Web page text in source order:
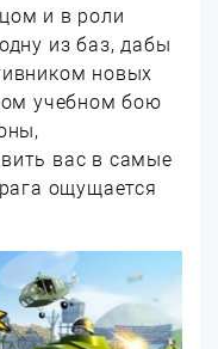
и в роли
из баз, дабы
новых
учебном бою
вас в самые
ощущается